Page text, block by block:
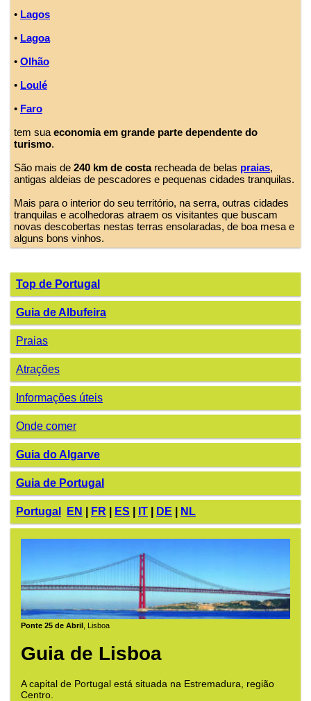
• Lagos
• Lagoa
• Olhão
• Loulé
• Faro
tem sua economia em grande parte dependente do
turismo.
São mais de 240 km de costarecheada de belas praias,
antigas aldeias de pescadores e pequenas cidades tranquilas.
Mais para o interior do seu território, na serra, outras cidades
tranquilas e acolhedoras atraem os visitantes que buscam
novas descobertas nestas terras ensolaradas, de boa mesa e
alguns bons vinhos.
Top de Portugal
Guia de Albufeira
Praias
Atrações
Informações úteis
Onde comer
Guia do Algarve
Guia de Portugal
Portugal EN FR ES IT DE NL
Ponte 25 de Abril , Lisboa
Guia de Lisboa
A capital de Portugal está situada na Estremadura, região
Centro.